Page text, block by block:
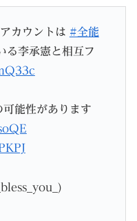
カウントは #全能
る李承憲と相互フ
能性があります